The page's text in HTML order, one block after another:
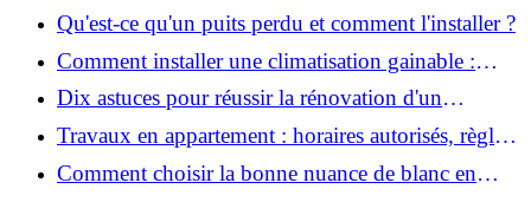
Qu'est-ce qu'un puits perdu et comment l'installer ?
Comment installer une climatisation gainable :
coût, étapes et conseils ?
Dix astuces pour réussir la rénovation d'un
appartement
Travaux en appartement : horaires autorisés, règles
et bonnes pratiques
Comment choisir la bonne nuance de blanc en